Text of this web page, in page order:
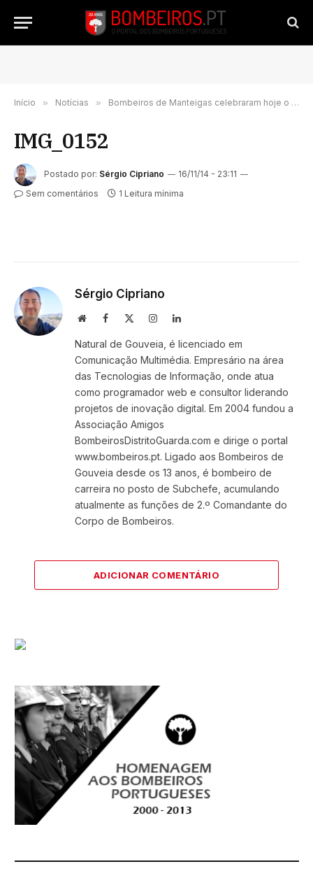
Início » Notícias » Bombeiros de Manteigas celebraram hoje o seu 60º. Aniversário
IMG_0152
Postado por: Sérgio Cipriano
16/11/14 - 23:11
Sem comentários
1 Leitura mínima
Sérgio Cipriano
WebsiteFacebook InstagramLinkedIn
Natural de Gouveia, é licenciado em
Comunicação Multimédia. Empresário na área
das Tecnologias de Informação, onde atua
como programador web e consultor liderando
projetos de inovação digital. Em 2004 fundou a
Associação Amigos
BombeirosDistritoGuarda.com e dirige o portal
www.bombeiros.pt. Ligado aos Bombeiros de
Gouveia desde os 13 anos, é bombeiro de
carreira no posto de Subchefe, acumulando
atualmente as funções de 2.º Comandante do
Corpo de Bombeiros.
ADICIONAR COMENTÁRIO